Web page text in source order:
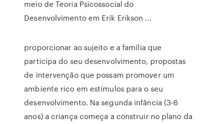
meio de Teoria Psicossocial do
Desenvolvimento em Erik Erikson ...
proporcionar ao sujeito e a família que
participa do seu desenvolvimento, propostas
de intervenção que possam promover um
ambiente rico em estímulos para o seu
desenvolvimento. Na segunda infância (3-6
anos) a criança começa a construir no plano da